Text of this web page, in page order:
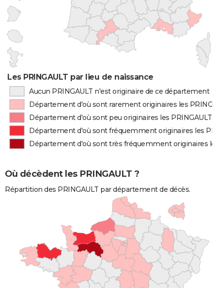
Les PRINGAULT par lieu de naissance
Aucun PRINGAULT n'est originaire de ce département
Département d'où sont rarement originaires les
Département d'où sont peu originaires les PRINGAULT
Département d'où sont fréquemment originaires les
Département d'où sont très fréquemment originaires
Où décèdent les PRINGAULT ?
Répartition des PRINGAULT par département de décès.